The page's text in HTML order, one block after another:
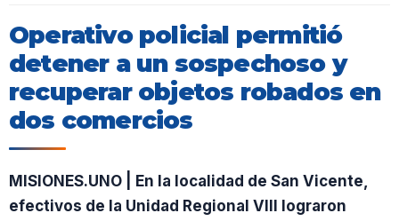
Operativo policial permitió
detener a un sospechoso y
recuperar objetos robados en
dos comercios
MISIONES.UNO | En la localidad de San Vicente,
efectivos de la Unidad Regional VIII lograron